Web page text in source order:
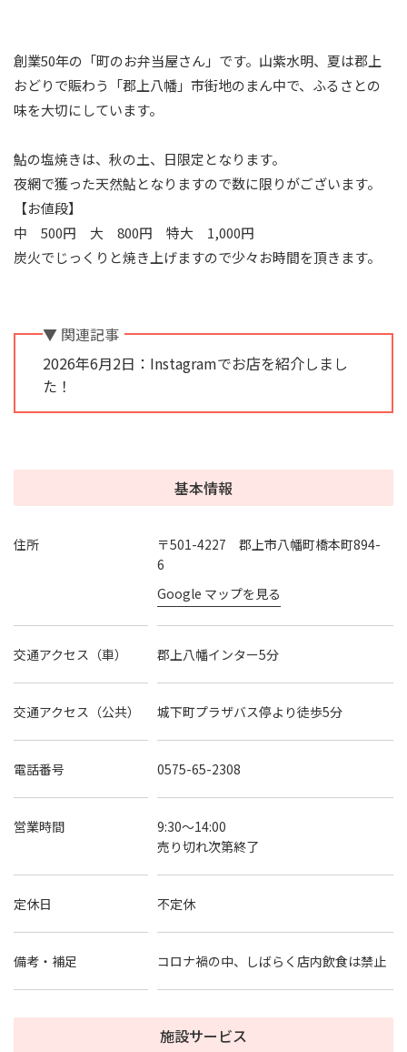
創業50年の「町のお弁当屋さん」です。山紫水明、夏は郡上
おどりで賑わう「郡上八幡」市街地のまん中で、ふるさとの
味を大切にしています。
鮎の塩焼きは、秋の土、日限定となります。
夜網で獲った天然鮎となりますので数に限りがございます。
【お値段】
中 500円 大 800円 特大 1,000円
炭火でじっくりと焼き上げますので少々お時間を頂きます。
▼ 関連記事
2026年6月2日：Instagramでお店を紹介しまし
た！
基本情報
住所
〒501-4227 郡上市八幡町橋本町894-
6
Google マップを見る
交通アクセス（車） 郡上八幡インター5分
交通アクセス（公共） 城下町プラザバス停より徒歩5分
電話番号 0575-65-2308
営業時間
9:30～14:00
売り切れ次第終了
定休日 不定休
備考・補足 コロナ禍の中、しばらく店内飲食は禁止
施設サービス